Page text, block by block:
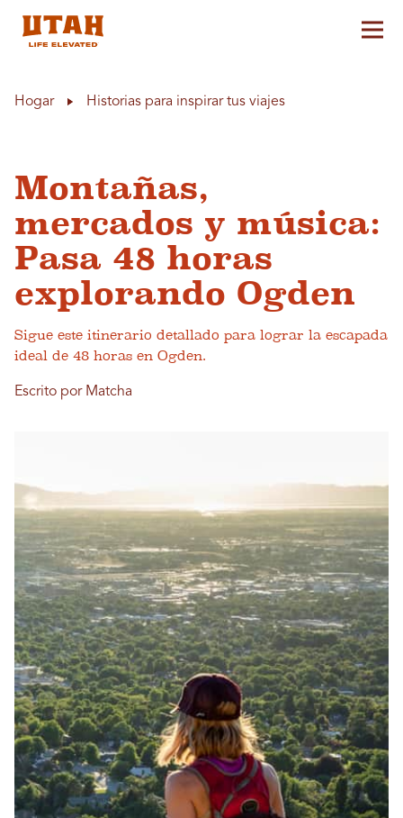
Hogar Historias para inspirar tus viajes
Montañas,
mercados y música:
Pasa 48 horas
explorando Ogden
Sigue este itinerario detallado para lograr la escapada
ideal de 48 horas en Ogden.
Escrito por Matcha